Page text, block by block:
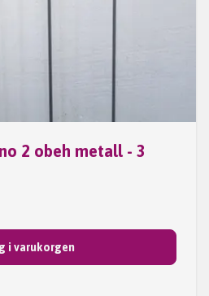
2 obeh metall - 3
i varukorgen